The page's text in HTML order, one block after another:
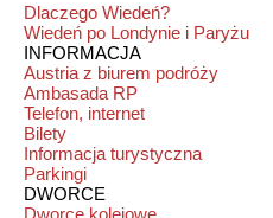
Dlaczego Wiedeń?
Wiedeń po Londynie i Paryżu
INFORMACJA
Austria z biurem podróży
Ambasada RP
Telefon, internet
Bilety
Informacja turystyczna
Parkingi
DWORCE
Dworce kolejowe